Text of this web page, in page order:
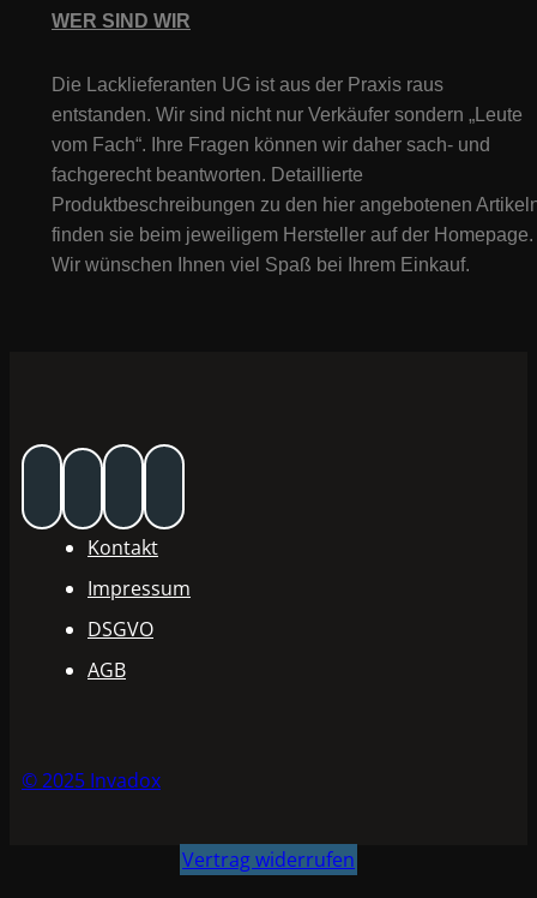
WER SIND WIR
Die Lacklieferanten UG ist aus der Praxis raus
entstanden. Wir sind nicht nur Verkäufer sondern „Leute
vom Fach“. Ihre Fragen können wir daher sach- und
fachgerecht beantworten. Detaillierte
Produktbeschreibungen zu den hier angebotenen
finden sie beim jeweiligem Hersteller auf der Homepage.
Wir wünschen Ihnen viel Spaß bei Ihrem Einkauf.
Kontakt
Impressum
DSGVO
AGB
© 2025 Invadox
Vertrag widerrufen